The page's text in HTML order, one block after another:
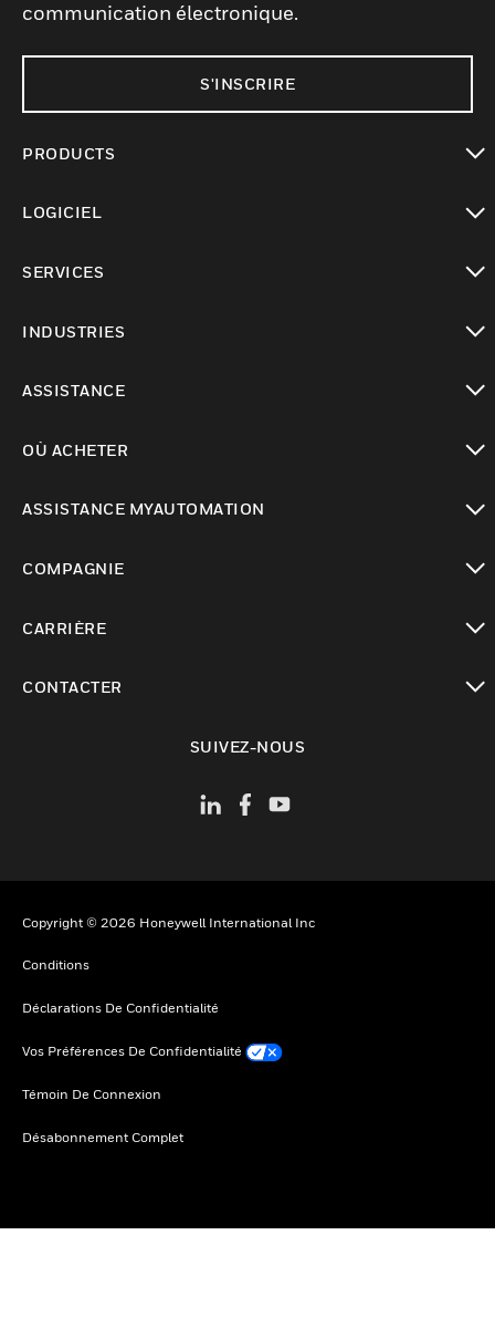
communication électronique.
S'INSCRIRE
PRODUCTS
LOGICIEL
SERVICES
INDUSTRIES
ASSISTANCE
OÙ ACHETER
ASSISTANCE MYAUTOMATION
COMPAGNIE
CARRIÈRE
CONTACTER
SUIVEZ-NOUS
Copyright © 2026 Honeywell International Inc
Conditions
Déclarations De Confidentialité
Vos Préférences De Confidentialité
Témoin De Connexion
Désabonnement Complet